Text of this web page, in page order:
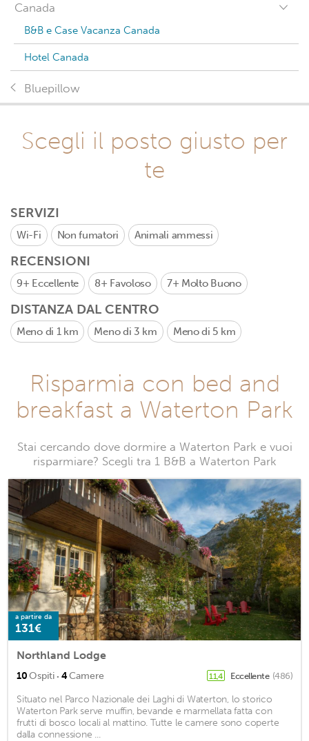
Canada
B&B e Case Vacanza Canada
Hotel Canada
Bluepillow
Scegli il posto giusto per
te
SERVIZI
Wi-Fi Non fumatori Animali ammessi
RECENSIONI
9+ Eccellente 8+ Favoloso 7+ Molto Buono
DISTANZA DAL CENTRO
Meno di 1 km Meno di 3 km Meno di 5 km
Risparmia con bed and
breakfast a Waterton Park
Stai cercando dove dormire a Waterton Park e vuoi
risparmiare? Scegli tra 1 B&B a Waterton Park
a partire da
131€
Northland Lodge
10Ospiti · 4Camere 11,4 Eccellente (486)
Situato nel Parco Nazionale dei Laghi di Waterton, lo storico
Waterton Park serve muffin, bevande e marmellata fatta con
frutti di bosco locali al mattino. Tutte le camere sono coperte
dalla connessione ...